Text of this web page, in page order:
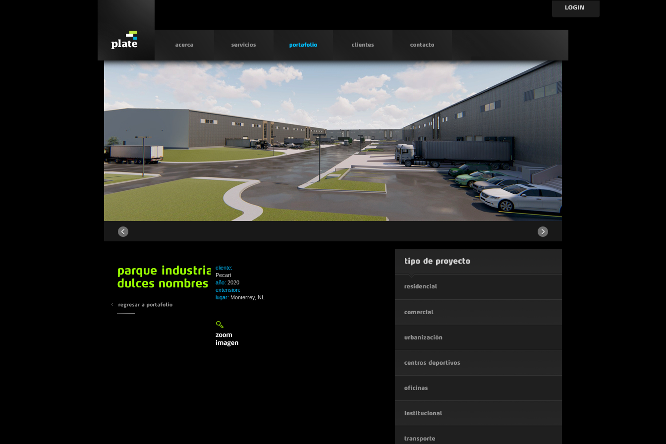
cliente:
Pecari
año: 2020
extension:
lugar: Monterrey, NL